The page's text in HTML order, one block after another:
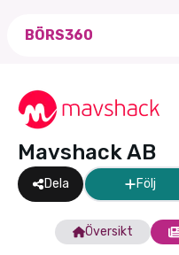
BÖRS360
Mavshack AB
Dela Följ
Översikt